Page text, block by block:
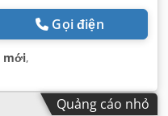
Gọi điện
mới,
Quảng cáo nhỏ